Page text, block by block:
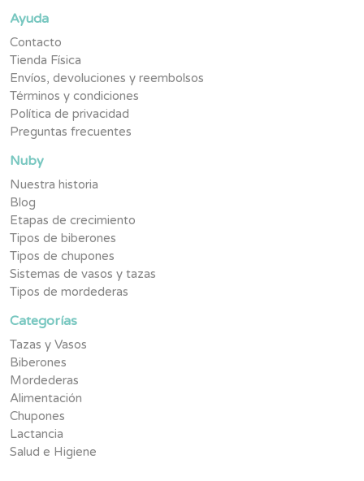
Ayuda
Contacto
Tienda Física
Envíos, devoluciones y reembolsos
Términos y condiciones
Política de privacidad
Preguntas frecuentes
Nuby
Nuestra historia
Blog
Etapas de crecimiento
Tipos de biberones
Tipos de chupones
Sistemas de vasos y tazas
Tipos de mordederas
Categorías
Tazas y Vasos
Biberones
Mordederas
Alimentación
Chupones
Lactancia
Salud e Higiene